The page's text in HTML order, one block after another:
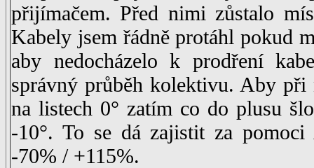
přijímačem. Před nimi zůstalo
Kabely jsem řádně protáhl pokud
aby nedocházelo k prodření
správný průběh kolektivu. Aby
na listech 0° zatím co do plusu
-10°. To se dá zajistit za
-70% / +115%.